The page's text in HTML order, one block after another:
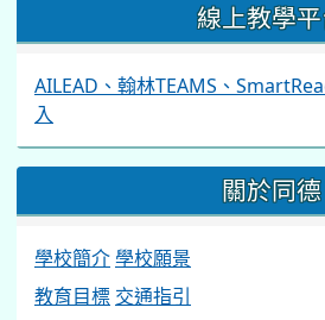
線上教學
AILEAD、翰林TEAMS、
入
關於同德
學校簡介學校願景
教育目標 交通指引